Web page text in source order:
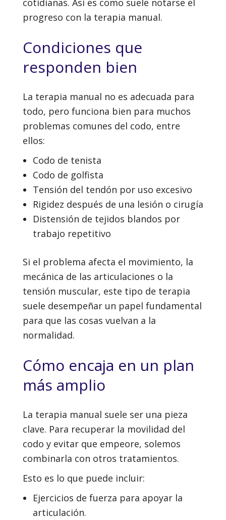
progreso con la terapia manual.
Condiciones que
responden bien
La terapia manual no es adecuada para
todo, pero funciona bien para muchos
problemas comunes del codo, entre
ellos:
Codo de tenista
Codo de golfista
Tensión del tendón por uso excesivo
Rigidez después de una lesión o cirugía
Distensión de tejidos blandos por
trabajo repetitivo
Si el problema afecta el movimiento, la
mecánica de las articulaciones o la
tensión muscular, este tipo de terapia
suele desempeñar un papel fundamental
para que las cosas vuelvan a la
normalidad.
Cómo encaja en un plan
más amplio
La terapia manual suele ser una pieza
clave. Para recuperar la movilidad del
codo y evitar que empeore, solemos
combinarla con otros tratamientos.
Esto es lo que puede incluir:
Ejercicios de fuerza para apoyar la
articulación.